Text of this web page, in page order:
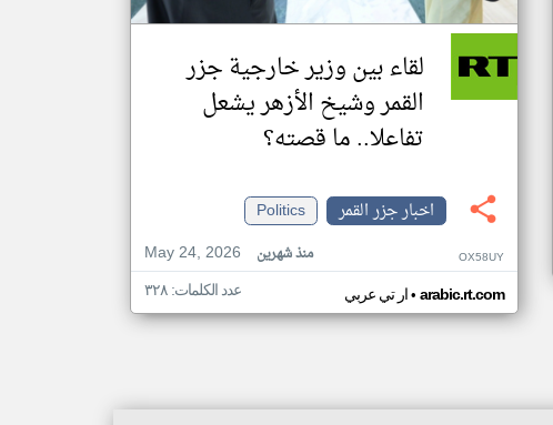
لقاء بين وزير خارجية جزر
القمر وشيخ الأزهر يشعل
تفاعلا.. ما قصته؟
اخبار جزر القمر
Politics
May 24, 2026
منذ شهرين OX58UY
ار تي عربي• arabic.rt.com عدد الكلمات: ٣٢٨